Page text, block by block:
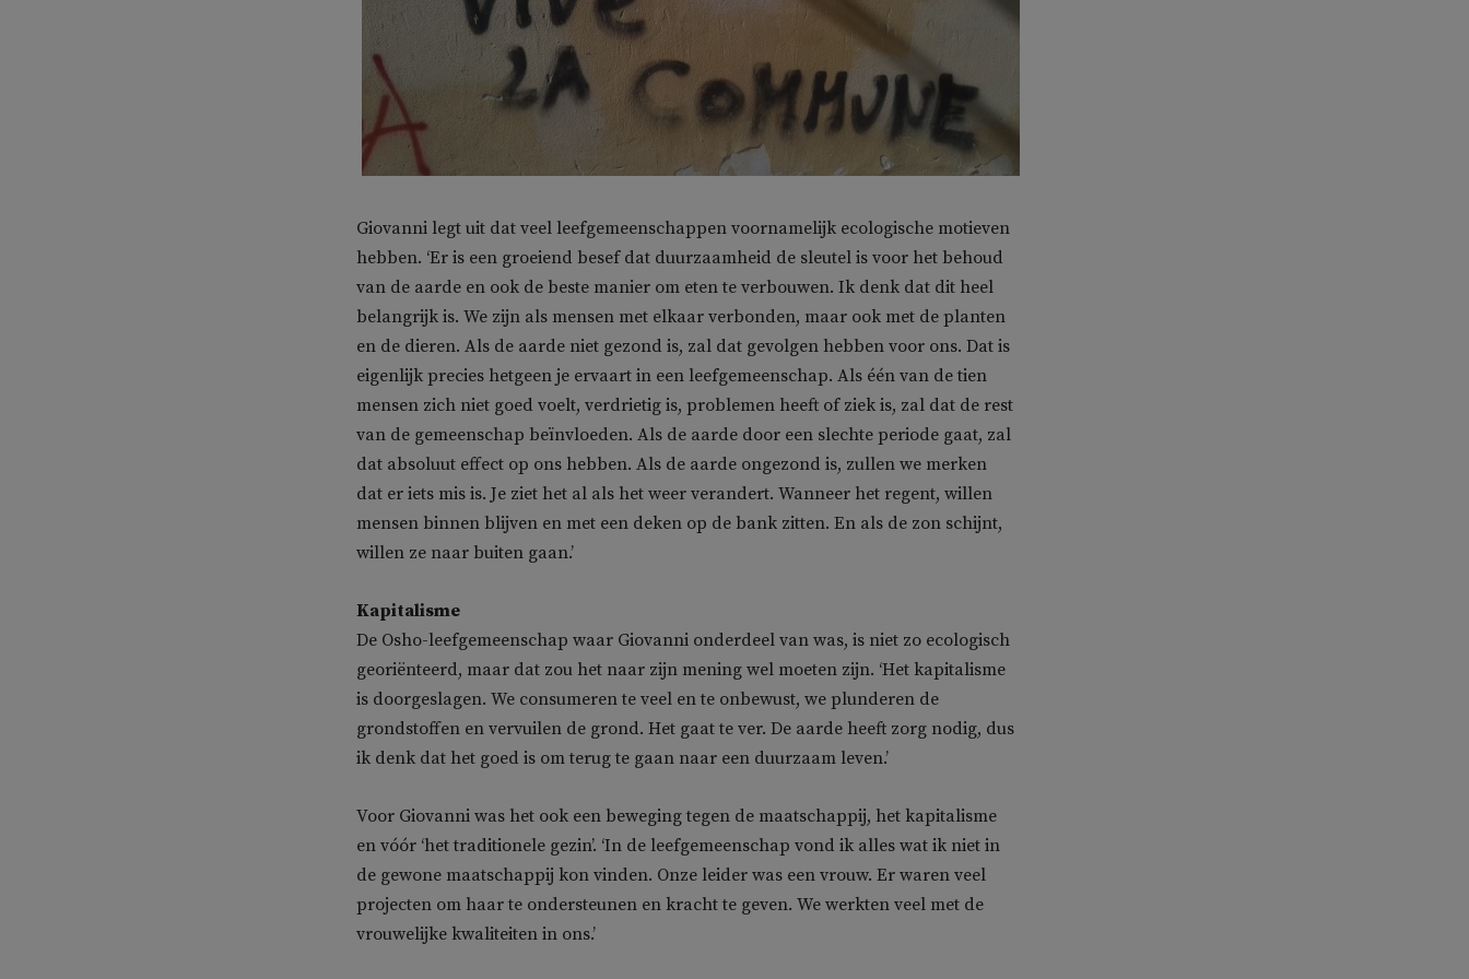
Giovanni legt uit dat veel leefgemeenschappen voornamelijk ecologische motieven
hebben. ‘Er is een groeiend besef dat duurzaamheid de sleutel is voor het behoud
van de aarde en ook de beste manier om eten te verbouwen. Ik denk dat dit heel
belangrijk is. We zijn als mensen met elkaar verbonden, maar ook met de planten
en de dieren. Als de aarde niet gezond is, zal dat gevolgen hebben voor ons. Dat is
eigenlijk precies hetgeen je ervaart in een leefgemeenschap. Als één van de tien
mensen zich niet goed voelt, verdrietig is, problemen heeft of ziek is, zal dat de rest
van de gemeenschap beïnvloeden. Als de aarde door een slechte periode gaat, zal
dat absoluut effect op ons hebben. Als de aarde ongezond is, zullen we merken
dat er iets mis is. Je ziet het al als het weer verandert. Wanneer het regent, willen
mensen binnen blijven en met een deken op de bank zitten. En als de zon schijnt,
willen ze naar buiten gaan.’
Kapitalisme
De Osho-leefgemeenschap waar Giovanni onderdeel van was, is niet zo ecologisch
georiënteerd, maar dat zou het naar zijn mening wel moeten zijn. ‘Het kapitalisme
is doorgeslagen. We consumeren te veel en te onbewust, we plunderen de
grondstoffen en vervuilen de grond. Het gaat te ver. De aarde heeft zorg nodig, dus
ik denk dat het goed is om terug te gaan naar een duurzaam leven.’
Voor Giovanni was het ook een beweging tegen de maatschappij, het kapitalisme
en vóór ‘het traditionele gezin’. ‘In de leefgemeenschap vond ik alles wat ik niet in
de gewone maatschappij kon vinden. Onze leider was een vrouw. Er waren veel
projecten om haar te ondersteunen en kracht te geven. We werkten veel met de
vrouwelijke kwaliteiten in ons.’